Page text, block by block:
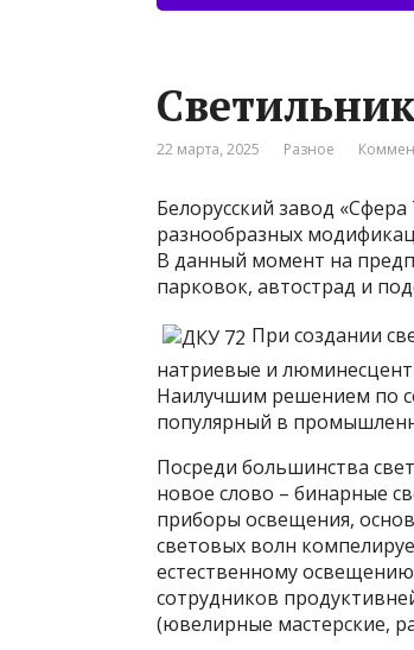
22 марта, 2025 Разное
Белорусский завод
разнообразных
В данный момент на
парковок, автострад и
При создании
натриевые и
Наилучшим решением по
популярный в
Посреди большинства
новое слово – бинарные
приборы освещения,
световых волн
естественному
сотрудников
(ювелирные мастерские,